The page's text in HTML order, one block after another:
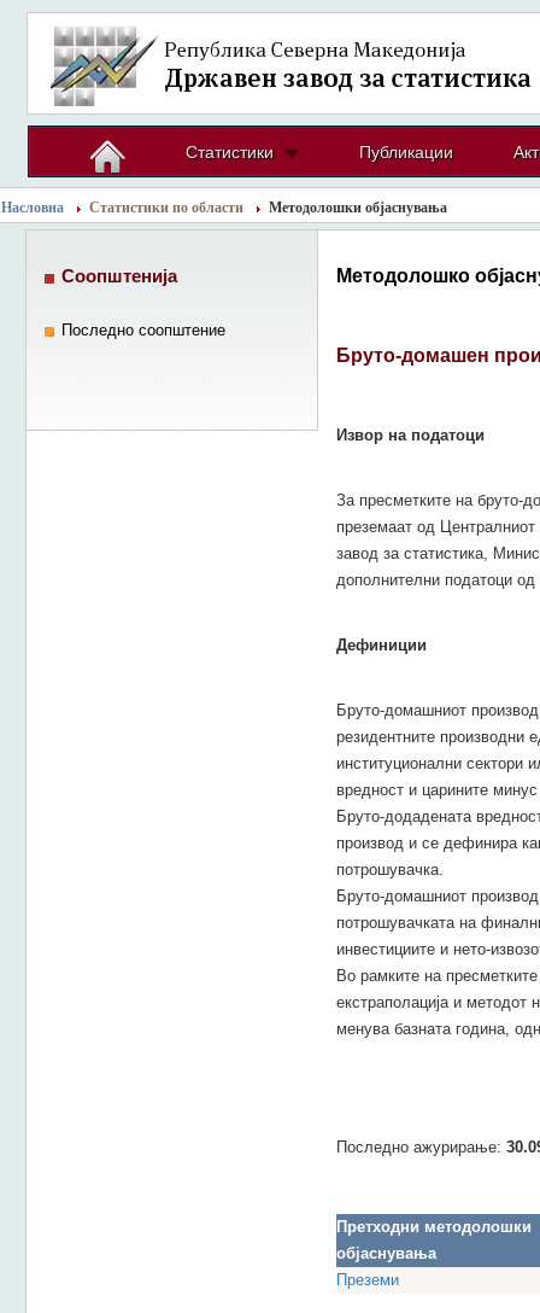
Статистики Публикации
Насловна Статистики по области Методолошки објаснувања
Методолошко
Бруто-домашен
Извор на податоци
За пресметките на бруто-
преземаат од
завод за статистика,
дополнителни податоци од
Дефиниции
Бруто-домашниот
резидентните производни
институционални сектори
вредност и царините
Бруто-додадената
производ и се дефинира
потрошувачка.
Бруто-домашниот
потрошувачката на
инвестициите и нето-
Во рамките на
екстраполација и методот
менува базната година,
Последно ажурирање:
Претходни методолошки
објаснувања
Преземи
Соопштенија
Последно соопштение